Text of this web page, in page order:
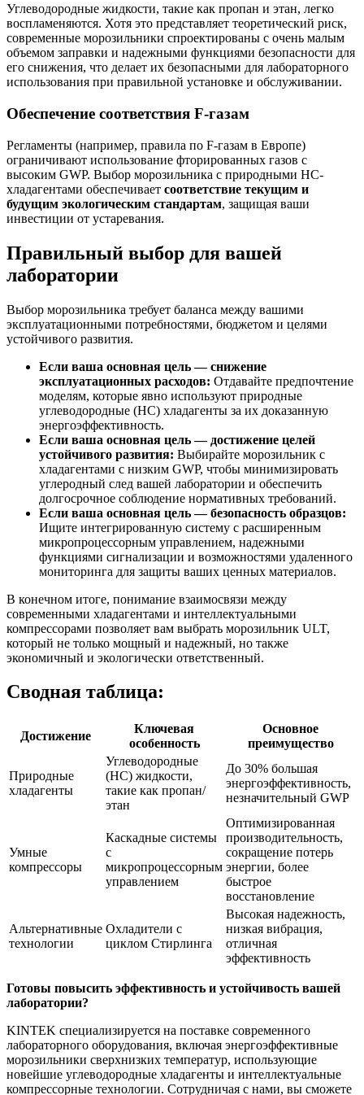
Углеводородные жидкости, такие как пропан и этан, легко
воспламеняются. Хотя это представляет теоретический риск,
современные морозильники спроектированы с очень малым
объемом заправки и надежными функциями безопасности для
его снижения, что делает их безопасными для лабораторного
использования при правильной установке и обслуживании.
Обеспечение соответствия F-газам
Регламенты (например, правила по F-газам в Европе)
ограничивают использование фторированных газов с
высоким GWP. Выбор морозильника с природными HC-
хладагентами обеспечивает соответствие текущим и
будущим экологическим стандартам, защищая ваши
инвестиции от устаревания.
Правильный выбор для вашей
лаборатории
Выбор морозильника требует баланса между вашими
эксплуатационными потребностями, бюджетом и целями
устойчивого развития.
Если ваша основная цель — снижение
эксплуатационных расходов: Отдавайте предпочтение
моделям, которые явно используют природные
углеводородные (HC) хладагенты за их доказанную
энергоэффективность.
Если ваша основная цель — достижение целей
устойчивого развития: Выбирайте морозильник с
хладагентами с низким GWP, чтобы минимизировать
углеродный след вашей лаборатории и обеспечить
долгосрочное соблюдение нормативных требований.
Если ваша основная цель — безопасность образцов:
Ищите интегрированную систему с расширенным
микропроцессорным управлением, надежными
функциями сигнализации и возможностями удаленного
мониторинга для защиты ваших ценных материалов.
В конечном итоге, понимание взаимосвязи между
современными хладагентами и интеллектуальными
компрессорами позволяет вам выбрать морозильник ULT,
который не только мощный и надежный, но также
экономичный и экологически ответственный.
Сводная таблица:
Достижение
Ключевая
особенность
Основное
преимущество
Природные
хладагенты
Углеводородные
(HC) жидкости,
такие как пропан/
этан
До 30% большая
энергоэффективность,
незначительный GWP
Умные
компрессоры
Каскадные системы
с
микропроцессорным
управлением
Оптимизированная
производительность,
сокращение потерь
энергии, более
быстрое
восстановление
Альтернативные
технологии
Охладители с
циклом Стирлинга
Высокая надежность,
низкая вибрация,
отличная
эффективность
Готовы повысить эффективность и устойчивость вашей
лаборатории?
KINTEK специализируется на поставке современного
лабораторного оборудования, включая энергоэффективные
морозильники сверхнизких температур, использующие
новейшие углеводородные хладагенты и интеллектуальные
компрессорные технологии. Сотрудничая с нами, вы сможете